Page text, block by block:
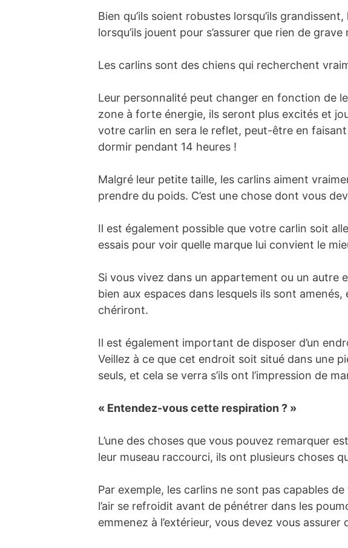
Bien qu’ils soient robustes lorsqu’ils
lorsqu’ils jouent pour s’assurer que rien de
Les carlins sont des chiens qui recherchent
Leur personnalité peut changer en fonction de
zone à forte énergie, ils seront plus excités et
votre carlin en sera le reflet, peut-être en
dormir pendant 14 heures !
Malgré leur petite taille, les carlins aiment
prendre du poids. C’est une chose dont vous
Il est également possible que votre carlin soit
essais pour voir quelle marque lui convient le
Si vous vivez dans un appartement ou un autre
bien aux espaces dans lesquels ils sont
chériront.
Il est également important de disposer d’un
Veillez à ce que cet endroit soit situé dans une
seuls, et cela se verra s’ils ont l’impression de
« Entendez-vous cette respiration ? »
L’une des choses que vous pouvez remarquer
leur museau raccourci, ils ont plusieurs choses
Par exemple, les carlins ne sont pas capables
l’air se refroidit avant de pénétrer dans les
emmenez à l’extérieur, vous devez vous